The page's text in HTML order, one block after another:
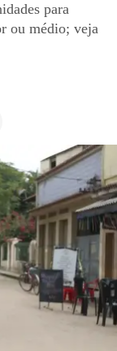
para
ou médio; veja